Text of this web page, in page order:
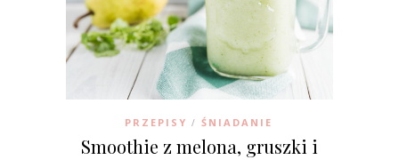
PRZEPISY / ŚNIADANIE
Smoothie z melona, gruszki i